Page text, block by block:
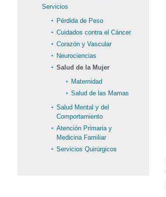
Servicios
Pérdida de Peso
Cuidados contra el Cáncer
Corazón y Vascular
Neurociencias
Salud de la Mujer
Maternidad
Salud de las Mamas
Salud Mental y del
Comportamiento
Atención Primaria y
Medicina Familiar
Servicios Quirúrgicos